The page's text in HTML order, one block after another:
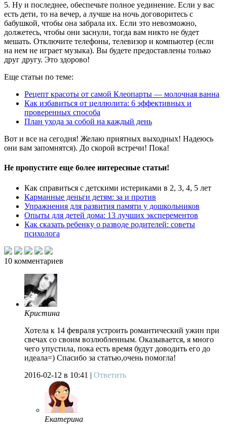
5. Ну и последнее, обеспечьте полное уединение. Если у вас
есть дети, то на вечер, а лучше на ночь договоритесь с
бабушкой, чтобы она забрала их. Если это невозможно,
должетесь, чтобы они заснули, тогда вам никто не будет
мешать. Отключите телефоны, телевизор и компьютер (если
на нем не играет музыка). Вы будете предоставлены только
друг другу. Это здорово!
Еще статьи по теме:
Рецепт красоты от самой Клеопарты — молочная ванна
Как избавиться от целлюлита: 6 эффективных и
проверенных способа
План ухода за собой на каждый день
Вот и все на сегодня! Желаю приятных выходных! Надеюсь
они вам запомнятся). До скорой встречи! Пока!
Не пропустите еще более интересные статьи!
Как справиться с детскими истериками в 2, 3, 4, 5 лет
Карманные деньги детям: за и против
Упражнения для развития памяти у дошкольников
Опыты для детей дома: 13 лучших эксперементов
Как сказать ребенку о разводе родителей: советы
психолога
10 комментариев
Кристина
Хотела к 14 февраля устроить романтический ужин при
свечах со своим возлюбленным. Оказывается, я много
чего упустила, пока есть время будут доводить его до
идеала=) Спасибо за статью,очень помогла!
2016-02-12 в 10:41 | Ответить
Екатерина